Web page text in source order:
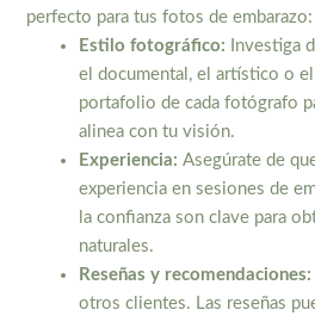
perfecto para tus fotos de embarazo:
Estilo fotográfico: Investiga
el documental, el artístico o
portafolio de cada fotógrafo
alinea con tu visión.
Experiencia: Asegúrate de
experiencia en sesiones de
la confianza son clave para
naturales.
Reseñas y recomendaciones:
otros clientes. Las reseñas